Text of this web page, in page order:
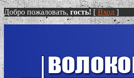
Добро пожаловать, гость! [ Вход ]